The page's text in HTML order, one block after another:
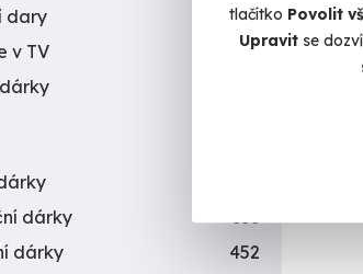
tlačítko Povolit
Upravitse
dary
196
v TV
31
dárky
353
dárky
452